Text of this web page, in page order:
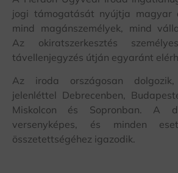
jogi támogatását nyújtja magyar
mind magánszemélyek, mind
Az okiratszerkesztés
távellenjegyzés útján egyaránt
Az iroda országosan
jelenléttel Debrecenben,
Miskolcon és Sopronban. A
versenyképes, és minden
összetettségéhez igazodik.